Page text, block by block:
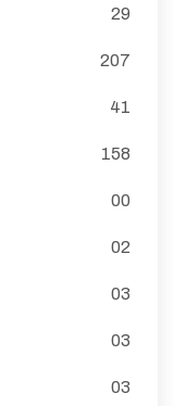
29
207
41
158
00
02
03
03
03